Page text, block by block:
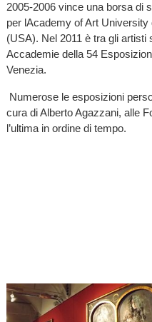
2005-2006 vince una borsa di
per lAcademy of Art
(USA). Nel 2011 è tra gli artisti
Accademie della 54
Venezia.
Numerose le esposizioni
cura di Alberto Agazzani, alle
l’ultima in ordine di tempo.